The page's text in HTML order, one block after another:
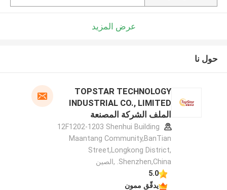
عرض المزيد
حول نا
TOPSTAR TECHNOLOGY
INDUSTRIAL CO., LIMITED
الملف الشركة المصنعة
12F1202-1203 Shenhui Building
Maantang Community,BanTian
Street,Longkong District,
Shenzhen,China. ,الصين
5.0
يدقّق ممون